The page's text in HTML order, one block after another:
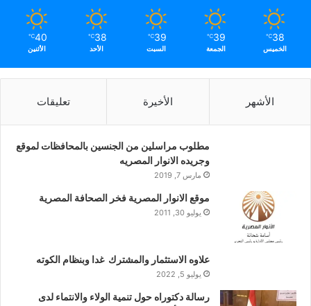
38
℃
الخميس
39
℃
الجمعة
39
℃
السبت
38
℃
الأحد
40
℃
الأثنين
الأشهر الأخيرة تعليقات
مطلوب مراسلين من الجنسين بالمحافظات لموقع
وجريده الانوار المصريه
مارس 7, 2019
موقع الانوار المصرية فخر الصحافة المصرية
يوليو 30, 2011
علاوه الاستثمار والمشترك غدا وبنظام الكوته
يوليو 5, 2022
رسالة دكتوراه حول تنمية الولاء والانتماء لدى